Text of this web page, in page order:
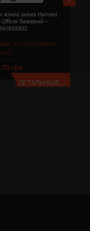
2126006(James
жіночі James Harvest
Officer бежевий -
грн
ДЕТАЛЬНІШЕ...